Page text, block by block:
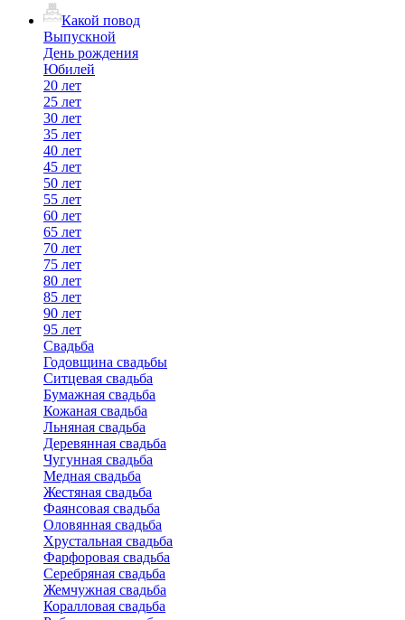
Какой повод
Выпускной
День рождения
Юбилей
20 лет
25 лет
30 лет
35 лет
40 лет
45 лет
50 лет
55 лет
60 лет
65 лет
70 лет
75 лет
80 лет
85 лет
90 лет
95 лет
Свадьба
Годовщина свадьбы
Ситцевая свадьба
Бумажная свадьба
Кожаная свадьба
Льняная свадьба
Деревянная свадьба
Чугунная свадьба
Медная свадьба
Жестяная свадьба
Фаянсовая свадьба
Оловянная свадьба
Хрустальная свадьба
Фарфоровая свадьба
Серебряная свадьба
Жемчужная свадьба
Коралловая свадьба